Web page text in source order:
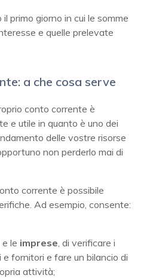
il primo giorno in cui le somme
e quelle prelevate
a che cosa serve
conto corrente è
e utile in quanto è uno dei
delle vostre risorse
non perderlo mai di
corrente è possibile
Ad esempio, consente:
e le imprese , di verificare i
fornitori e fare un bilancio di
attività;